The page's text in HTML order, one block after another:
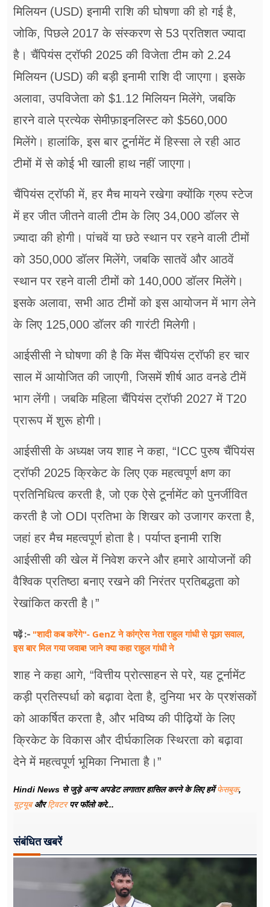
मिलियन (USD) इनामी राशि की घोषणा की हो गई है,
जोकि, पिछले 2017 के संस्करण से 53 प्रतिशत ज्यादा
है। चैंपियंस ट्रॉफी 2025 की विजेता टीम को 2.24
मिलियन (USD) की बड़ी इनामी राशि दी जाएगा। इसके
अलावा, उपविजेता को $1.12 मिलियन मिलेंगे, जबकि
हारने वाले प्रत्येक सेमीफ़ाइनलिस्ट को $560,000
मिलेंगे। हालांकि, इस बार टूर्नामेंट में हिस्सा ले रही आठ
टीमों में से कोई भी खाली हाथ नहीं जाएगा।
चैंपियंस ट्रॉफी में, हर मैच मायने रखेगा क्योंकि ग्रुप स्टेज
में हर जीत जीतने वाली टीम के लिए 34,000 डॉलर से
ज़्यादा की होगी। पांचवें या छठे स्थान पर रहने वाली टीमों
को 350,000 डॉलर मिलेंगे, जबकि सातवें और आठवें
स्थान पर रहने वाली टीमों को 140,000 डॉलर मिलेंगे।
इसके अलावा, सभी आठ टीमों को इस आयोजन में भाग लेने
के लिए 125,000 डॉलर की गारंटी मिलेगी।
आईसीसी ने घोषणा की है कि मेंस चैंपियंस ट्रॉफी हर चार
साल में आयोजित की जाएगी, जिसमें शीर्ष आठ वनडे टीमें
भाग लेंगी। जबकि महिला चैंपियंस ट्रॉफी 2027 में T20
प्रारूप में शुरू होगी।
आईसीसी के अध्यक्ष जय शाह ने कहा, “ICC पुरुष चैंपियंस
ट्रॉफी 2025 क्रिकेट के लिए एक महत्वपूर्ण क्षण का
प्रतिनिधित्व करती है, जो एक ऐसे टूर्नामेंट को पुनर्जीवित
करती है जो ODI प्रतिभा के शिखर को उजागर करता है,
जहां हर मैच महत्वपूर्ण होता है। पर्याप्त इनामी राशि
आईसीसी की खेल में निवेश करने और हमारे आयोजनों की
वैश्विक प्रतिष्ठा बनाए रखने की निरंतर प्रतिबद्धता को
रेखांकित करती है।”
पढ़ें :- "शादी कब करेंगे"- GenZ ने कांग्रेस नेता राहुल गांधी से पूछा सवाल,
इस बार मिल गया जवाब! जाने क्या कहा राहुल गांधी ने
शाह ने कहा आगे, “वित्तीय प्रोत्साहन से परे, यह टूर्नामेंट
कड़ी प्रतिस्पर्धा को बढ़ावा देता है, दुनिया भर के प्रशंसकों
को आकर्षित करता है, और भविष्य की पीढ़ियों के लिए
क्रिकेट के विकास और दीर्घकालिक स्थिरता को बढ़ावा
देने में महत्वपूर्ण भूमिका निभाता है।”
Hindi News से जुड़े अन्य अपडेट लगातार हासिल करने के लिए हमेंफेसबुक,
यूट्यूबऔरट्विटरपर फॉलो करे...
संबंधित खबरें